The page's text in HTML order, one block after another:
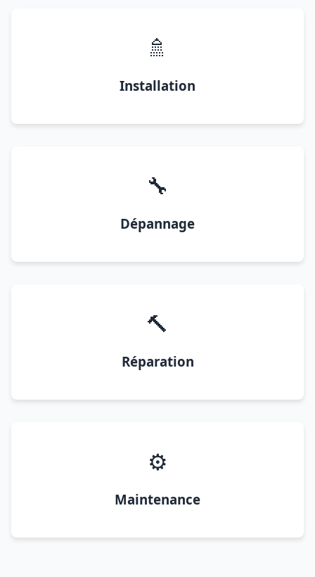
🚿
Installation
🔧
Dépannage
🔨
Réparation
⚙️
Maintenance